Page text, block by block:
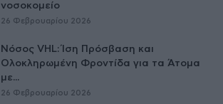
νοσοκομείο
26 Φεβρουαρίου 2026
Νόσος VHL: Ίση Πρόσβαση και
Ολοκληρωμένη Φροντίδα για τα Άτομα
με...
26 Φεβρουαρίου 2026